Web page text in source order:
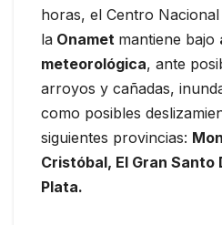
horas, el Centro
la Onamet mantiene bajo
meteorológica, ante
arroyos y cañadas,
como posibles
siguientes provincias:
Cristóbal, El Gran Santo
Plata.